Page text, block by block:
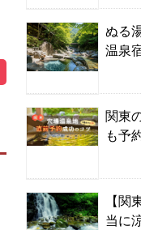
ぬる
温泉
関東
も予
【関
当に